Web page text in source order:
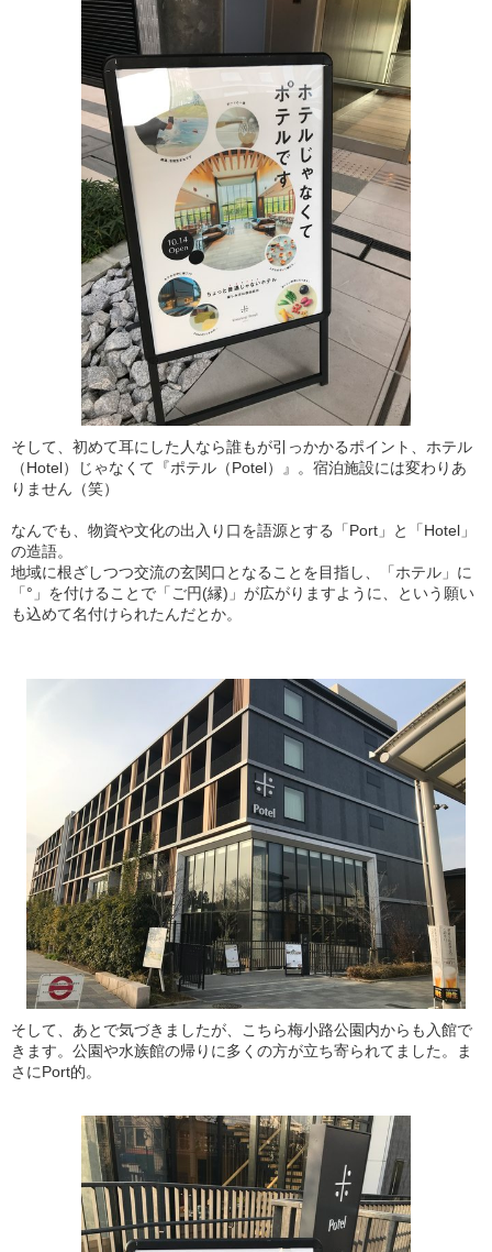
そして、初めて耳にした人なら誰もが引っかかるポイント、ホテル
（Hotel）じゃなくて『ポテル（Potel）』。宿泊施設には変わりあ
りません（笑）
なんでも、物資や文化の出入り口を語源とする「Port」と「Hotel」
の造語。
地域に根ざしつつ交流の玄関口となることを目指し、「ホテル」に
「°」を付けることで「ご円(縁)」が広がりますように、という願い
も込めて名付けられたんだとか。
そして、あとで気づきましたが、こちら梅小路公園内からも入館で
きます。公園や水族館の帰りに多くの方が立ち寄られてました。ま
さにPort的。